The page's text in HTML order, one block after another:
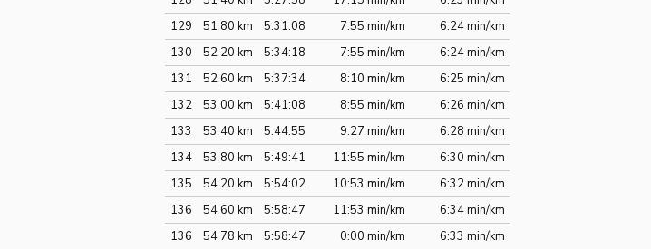
129
51,80 km 5:31:08 7:55 min/km
6:24 min/km
130
52,20 km 5:34:18 7:55 min/km
6:24 min/km
131
52,60 km 5:37:34 8:10 min/km
6:25 min/km
132
53,00 km 5:41:08 8:55 min/km
6:26 min/km
133
53,40 km 5:44:55 9:27 min/km
6:28 min/km
134
53,80 km 5:49:41 11:55 min/km
6:30 min/km
135
54,20 km 5:54:02 10:53 min/km
6:32 min/km
136
54,60 km 5:58:47 11:53 min/km
6:34 min/km
136
54,78 km 5:58:47 0:00 min/km 6:33 min/km